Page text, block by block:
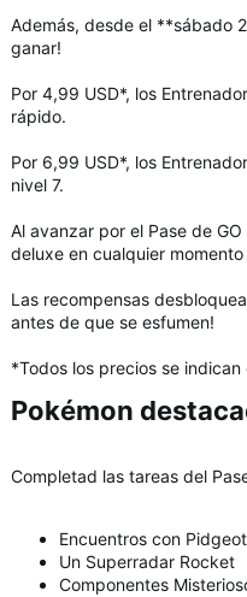
Además, desde el **sábado
ganar!
Por 4,99 USD*, los
rápido.
Por 6,99 USD*, los
nivel 7.
Al avanzar por el Pase de
deluxe en cualquier
Las recompensas
antes de que se esfumen!
*Todos los precios se
Pokémon
Completad las tareas del
Encuentros con
Un Superradar Rocket
Componentes